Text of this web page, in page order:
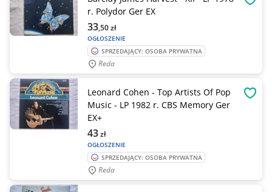
r. Polydor Ger EX
OGŁOSZENIE
33,50zł
SPRZEDAJĄCY: OSOBA PRYWATNA
Reda
Leonard Cohen - Top Artists Of Pop
Music - LP 1982 r. CBS Memory Ger
EX+
OGŁOSZENIE
43zł
SPRZEDAJĄCY: OSOBA PRYWATNA
Reda